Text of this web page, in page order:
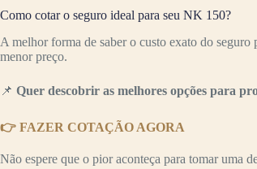
Como cotar o seguro ideal para seu NK 150?
A melhor forma de saber o custo exato do
menor preço.
📌 Quer descobrir as melhores opções para
👉 FAZER COTAÇÃO AGORA
Não espere que o pior aconteça para tomar uma